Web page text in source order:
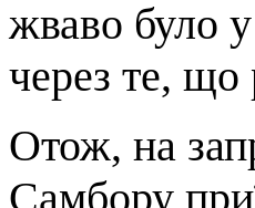
жваво було
через те, що
Отож, на
Самбору